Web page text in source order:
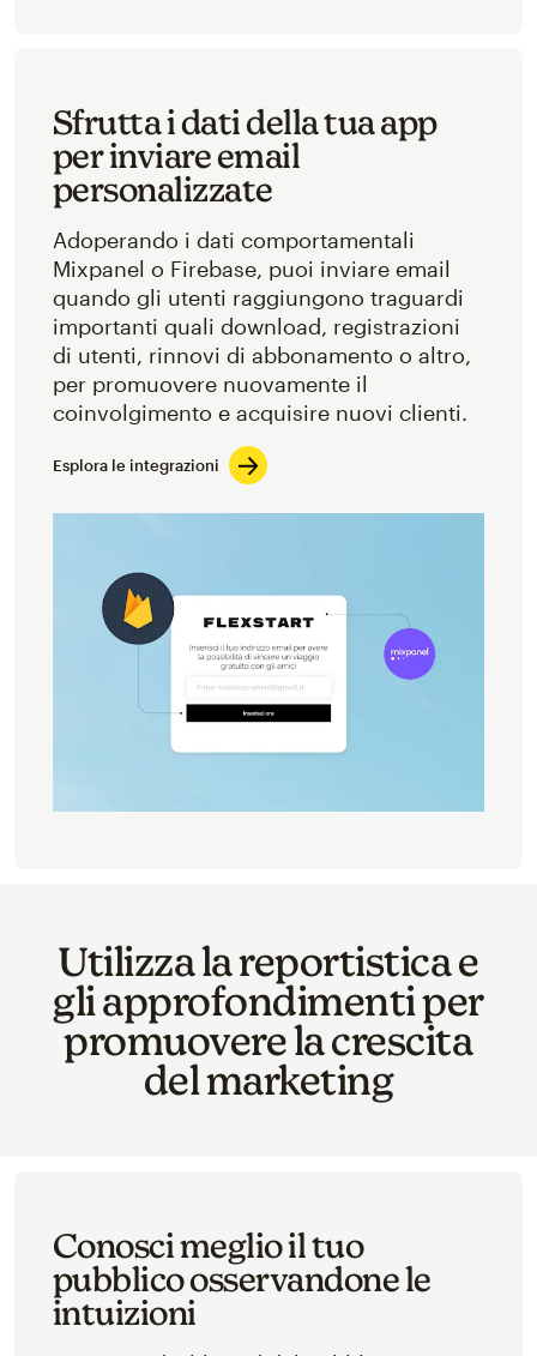
Sfrutta i dati della tua app
per inviare email
personalizzate
Adoperando i dati comportamentali
Mixpanel o Firebase, puoi inviare email
quando gli utenti raggiungono traguardi
importanti quali download, registrazioni
di utenti, rinnovi di abbonamento o altro,
per promuovere nuovamente il
coinvolgimento e acquisire nuovi clienti.
Esplora le integrazioni
Utilizza la reportistica e
gli approfondimenti per
promuovere la crescita
del marketing
Conosci meglio il tuo
pubblico osservandone le
intuizioni